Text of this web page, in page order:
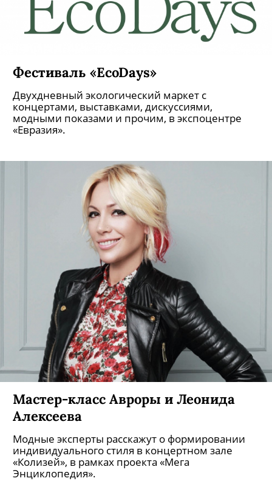
Фестиваль «EcoDays»
Двухдневный экологический маркет с
концертами, выставками, дискуссиями,
модными показами и прочим, в экспоцентре
«Евразия».
Мастер-класс Авроры и Леонида
Алексеева
Модные эксперты расскажут о формировании
индивидуального стиля в концертном зале
«Колизей», в рамках проекта «Мега
Энциклопедия».